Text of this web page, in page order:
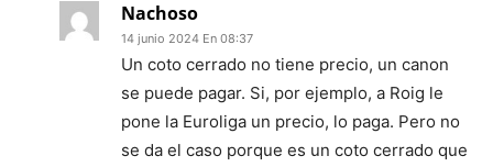
Nachoso
14 junio 2024 En 08:37
Un coto cerrado no tiene precio, un canon
se puede pagar. Si, por ejemplo, a Roig le
pone la Euroliga un precio, lo paga. Pero no
se da el caso porque es un coto cerrado que